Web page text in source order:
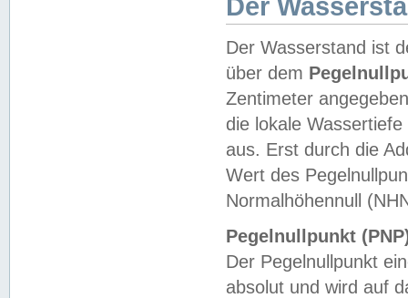
Der
Der Wasserstand ist
über dem
Zentimeter
die lokale
aus. Erst durch die
Wert des
Normalhöhennull
Pegelnullpunkt
Der Pegelnullpunkt
absolut und wird auf